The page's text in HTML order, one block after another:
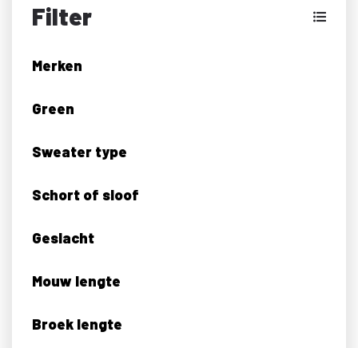
Filter
Merken
Green
Sweater type
Schort of sloof
Geslacht
Mouw lengte
Broek lengte